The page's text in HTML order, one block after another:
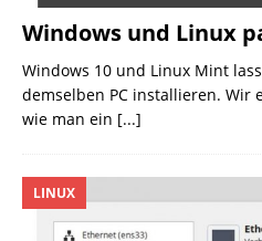
Windows und Linux
Windows 10 und Linux Mint
demselben PC installieren. Wir
wie man ein [...]
LINUX